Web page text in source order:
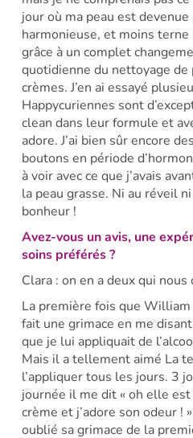
jour où ma peau est
harmonieuse, et moins
grâce à un complet
quotidienne du nettoyage de
crèmes. J’en ai essayé
Happycuriennes sont
clean dans leur formule et
adore. J’ai bien sûr encore
boutons en période
à voir avec ce que j’avais
la peau grasse. Ni au réveil
bonheur !
Avez-vous un avis, une
soins préférés ?
Clara : on en a deux qui
La première fois que
fait une grimace en me
que je lui appliquait de
Mais il a tellement aimé La
l’appliquer tous les jours. 3
journée il me dit « oh elle
crème et j’adore son odeur !
oublié sa grimace de la